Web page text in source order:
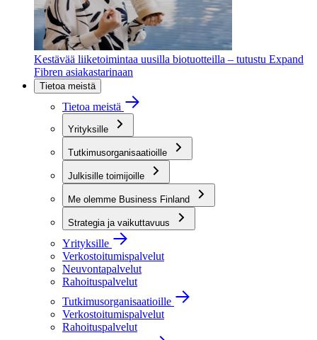
Kestävää liiketoimintaa uusilla biotuotteilla – tutustu Expand
Fibren asiakastarinaan
Tietoa meistä
Tietoa meistä
Yrityksille
Tutkimusorganisaatioille
Julkisille toimijoille
Me olemme Business Finland
Strategia ja vaikuttavuus
Yrityksille
Verkostoitumispalvelut
Neuvontapalvelut
Rahoituspalvelut
Tutkimusorganisaatioille
Verkostoitumispalvelut
Rahoituspalvelut